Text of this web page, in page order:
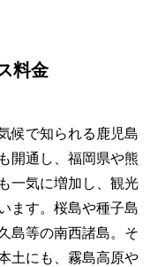
料金
候で知られる鹿児島
開通し、福岡県や熊
一気に増加し、観光
ます。桜島や種子島
島等の南西諸島。そ
土にも、霧島高原や